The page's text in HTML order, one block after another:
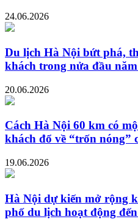
24.06.2026
Du lịch Hà Nội bứt phá,
khách trong nửa đầu
20.06.2026
Cách Hà Nội 60 km có
khách đổ về “trốn nóng”
19.06.2026
Hà Nội dự kiến mở rộng
phố du lịch hoạt động đến